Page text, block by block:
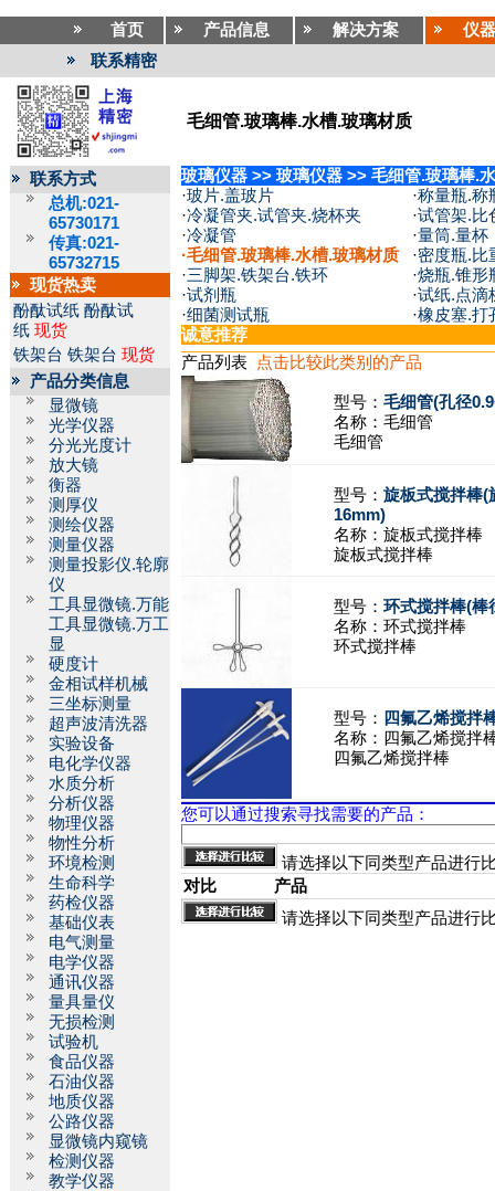
首页 产品信息 解决方案
仪
联系精密
毛细管.玻璃棒.水槽.玻璃材质
联系方式
总机:021-
65730171
传真:021-
65732715
现货热卖
酚酞试纸 酚酞试
纸 现货
铁架台 铁架台 现货
产品分类信息
显微镜
光学仪器
分光光度计
放大镜
衡器
测厚仪
测绘仪器
测量仪器
测量投影仪.轮廓
仪
工具显微镜.万能
工具显微镜.万工
显
硬度计
金相试样机械
三坐标测量
超声波清洗器
实验设备
电化学仪器
水质分析
分析仪器
物理仪器
物性分析
环境检测
生命科学
药检仪器
基础仪表
电气测量
电学仪器
通讯仪器
量具量仪
无损检测
试验机
食品仪器
石油仪器
地质仪器
公路仪器
显微镜内窥镜
检测仪器
教学仪器
玻璃仪器 >> 玻璃仪器 >> 毛细管.玻璃棒.
·玻片.盖玻片 ·称量瓶.称
·冷凝管夹.试管夹.烧杯夹 ·试管架.比
·冷凝管 ·量筒.量杯
·毛细管.玻璃棒.水槽.玻璃材质 ·密度瓶.比
·三脚架.铁架台.铁环 ·烧瓶.锥形
·试剂瓶 ·试纸.点滴
·细菌测试瓶 ·橡皮塞.打
诚意推荐
产品列表
点击比较此类别的产品
型号： 毛细管(孔径
名称： 毛细管
毛细管
型号： 旋板式搅拌棒(
16mm)
名称： 旋板式搅拌棒
旋板式搅拌棒
型号： 环式搅拌棒(棒
名称： 环式搅拌棒
环式搅拌棒
型号： 四氟乙烯搅拌
名称： 四氟乙烯搅拌
四氟乙烯搅拌棒
您可以通过搜索寻找需要的产品：
请选择以下同类型产品进行
对比
产品
请选择以下同类型产品进行